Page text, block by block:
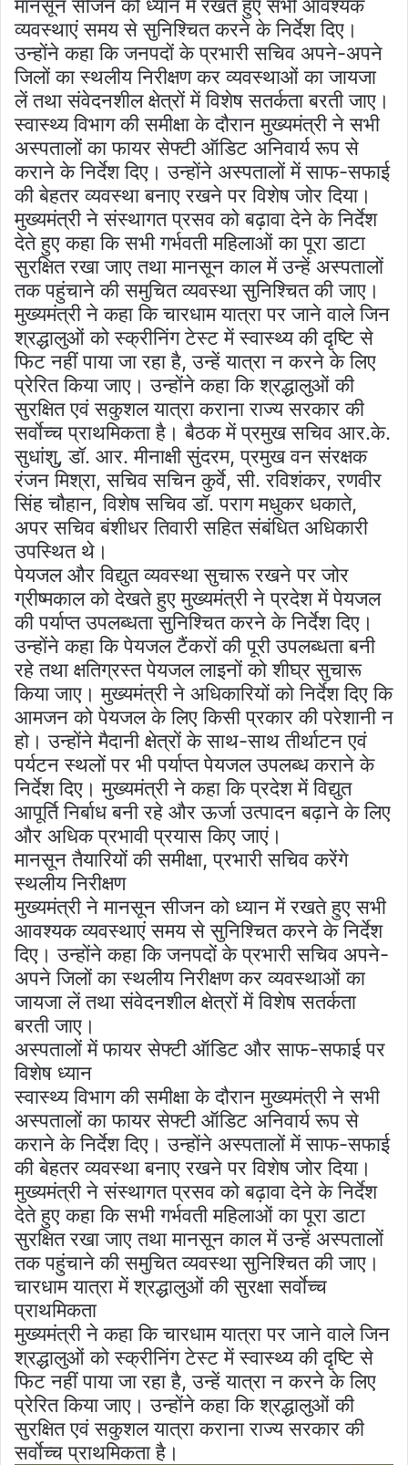
मानसून सीजन को ध्यान में रखते हुए सभी आवश्यक
व्यवस्थाएं समय से सुनिश्चित करने के निर्देश दिए।
उन्होंने कहा कि जनपदों के प्रभारी सचिव अपने-अपने
जिलों का स्थलीय निरीक्षण कर व्यवस्थाओं का जायजा
लें तथा संवेदनशील क्षेत्रों में विशेष सतर्कता बरती जाए।
स्वास्थ्य विभाग की समीक्षा के दौरान मुख्यमंत्री ने सभी
अस्पतालों का फायर सेफ्टी ऑडिट अनिवार्य रूप से
कराने के निर्देश दिए। उन्होंने अस्पतालों में साफ-सफाई
की बेहतर व्यवस्था बनाए रखने पर विशेष जोर दिया।
मुख्यमंत्री ने संस्थागत प्रसव को बढ़ावा देने के निर्देश
देते हुए कहा कि सभी गर्भवती महिलाओं का पूरा डाटा
सुरक्षित रखा जाए तथा मानसून काल में उन्हें अस्पतालों
तक पहुंचाने की समुचित व्यवस्था सुनिश्चित की जाए।
मुख्यमंत्री ने कहा कि चारधाम यात्रा पर जाने वाले जिन
श्रद्धालुओं को स्क्रीनिंग टेस्ट में स्वास्थ्य की दृष्टि से
फिट नहीं पाया जा रहा है, उन्हें यात्रा न करने के लिए
प्रेरित किया जाए। उन्होंने कहा कि श्रद्धालुओं की
सुरक्षित एवं सकुशल यात्रा कराना राज्य सरकार की
सर्वाेच्च प्राथमिकता है। बैठक में प्रमुख सचिव आर.के.
सुधांशु, डॉ. आर. मीनाक्षी सुंदरम, प्रमुख वन संरक्षक
रंजन मिश्रा, सचिव सचिन कुर्वे, सी. रविशंकर, रणवीर
सिंह चौहान, विशेष सचिव डॉ. पराग मधुकर धकाते,
अपर सचिव बंशीधर तिवारी सहित संबंधित अधिकारी
उपस्थित थे।
पेयजल और विद्युत व्यवस्था सुचारू रखने पर जोर
ग्रीष्मकाल को देखते हुए मुख्यमंत्री ने प्रदेश में पेयजल
की पर्याप्त उपलब्धता सुनिश्चित करने के निर्देश दिए।
उन्होंने कहा कि पेयजल टैंकरों की पूरी उपलब्धता बनी
रहे तथा क्षतिग्रस्त पेयजल लाइनों को शीघ्र सुचारू
किया जाए। मुख्यमंत्री ने अधिकारियों को निर्देश दिए कि
आमजन को पेयजल के लिए किसी प्रकार की परेशानी न
हो। उन्होंने मैदानी क्षेत्रों के साथ-साथ तीर्थाटन एवं
पर्यटन स्थलों पर भी पर्याप्त पेयजल उपलब्ध कराने के
निर्देश दिए। मुख्यमंत्री ने कहा कि प्रदेश में विद्युत
आपूर्ति निर्बाध बनी रहे और ऊर्जा उत्पादन बढ़ाने के लिए
और अधिक प्रभावी प्रयास किए जाएं।
मानसून तैयारियों की समीक्षा, प्रभारी सचिव करेंगे
स्थलीय निरीक्षण
मुख्यमंत्री ने मानसून सीजन को ध्यान में रखते हुए सभी
आवश्यक व्यवस्थाएं समय से सुनिश्चित करने के निर्देश
दिए। उन्होंने कहा कि जनपदों के प्रभारी सचिव अपने-
अपने जिलों का स्थलीय निरीक्षण कर व्यवस्थाओं का
जायजा लें तथा संवेदनशील क्षेत्रों में विशेष सतर्कता
बरती जाए।
अस्पतालों में फायर सेफ्टी ऑडिट और साफ-सफाई पर
विशेष ध्यान
स्वास्थ्य विभाग की समीक्षा के दौरान मुख्यमंत्री ने सभी
अस्पतालों का फायर सेफ्टी ऑडिट अनिवार्य रूप से
कराने के निर्देश दिए। उन्होंने अस्पतालों में साफ-सफाई
की बेहतर व्यवस्था बनाए रखने पर विशेष जोर दिया।
मुख्यमंत्री ने संस्थागत प्रसव को बढ़ावा देने के निर्देश
देते हुए कहा कि सभी गर्भवती महिलाओं का पूरा डाटा
सुरक्षित रखा जाए तथा मानसून काल में उन्हें अस्पतालों
तक पहुंचाने की समुचित व्यवस्था सुनिश्चित की जाए।
चारधाम यात्रा में श्रद्धालुओं की सुरक्षा सर्वाेच्च
प्राथमिकता
मुख्यमंत्री ने कहा कि चारधाम यात्रा पर जाने वाले जिन
श्रद्धालुओं को स्क्रीनिंग टेस्ट में स्वास्थ्य की दृष्टि से
फिट नहीं पाया जा रहा है, उन्हें यात्रा न करने के लिए
प्रेरित किया जाए। उन्होंने कहा कि श्रद्धालुओं की
सुरक्षित एवं सकुशल यात्रा कराना राज्य सरकार की
सर्वाेच्च प्राथमिकता है।